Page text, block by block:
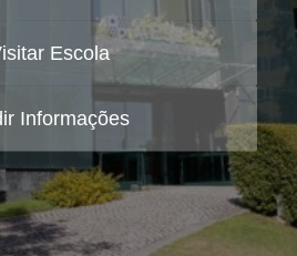
Escola
Informações